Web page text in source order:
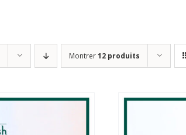
Montrer12 produits